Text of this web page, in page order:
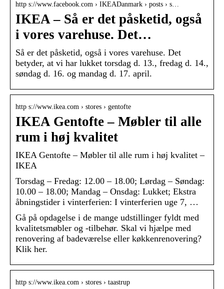
http s://www.facebook.com › IKEADanmark › posts › s…
IKEA – Så er det påsketid, også
i vores varehuse. Det…
Så er det påsketid, også i vores varehuse. Det
betyder, at vi har lukket torsdag d. 13., fredag d. 14.,
søndag d. 16. og mandag d. 17. april.
http s://www.ikea.com › stores › gentofte
IKEA Gentofte – Møbler til alle
rum i høj kvalitet
IKEA Gentofte – Møbler til alle rum i høj kvalitet –
IKEA
Torsdag – Fredag: 12.00 – 18.00; Lørdag – Søndag:
10.00 – 18.00; Mandag – Onsdag: Lukket; Ekstra
åbningstider i vinterferien: I vinterferien uge 7, …
Gå på opdagelse i de mange udstillinger fyldt med
kvalitetsmøbler og -tilbehør. Skal vi hjælpe med
renovering af badeværelse eller køkkenrenovering?
Klik her.
http s://www.ikea.com › stores › taastrup